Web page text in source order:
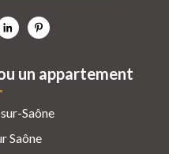
un appartement
Saône
Saône